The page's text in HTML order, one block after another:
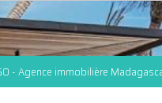
- Agence immobilière